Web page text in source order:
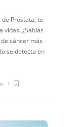
Próstata, te
vidas. ¿Sabías
cáncer más
se detecta en